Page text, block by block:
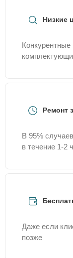
Низкие
Ремонт
В 95%
в течение 1-2
Даже если
позже